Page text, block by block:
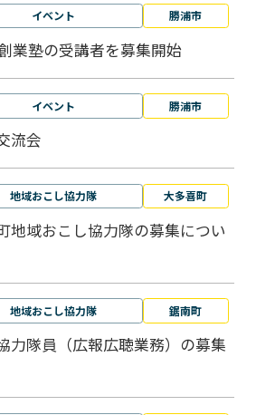
イベント 勝浦市
業塾の受講者を募集開始
イベント 勝浦市
流会
地域おこし協力隊 大多喜町
地域おこし協力隊の募集につい
地域おこし協力隊 鋸南町
力隊員（広報広聴業務）の募集